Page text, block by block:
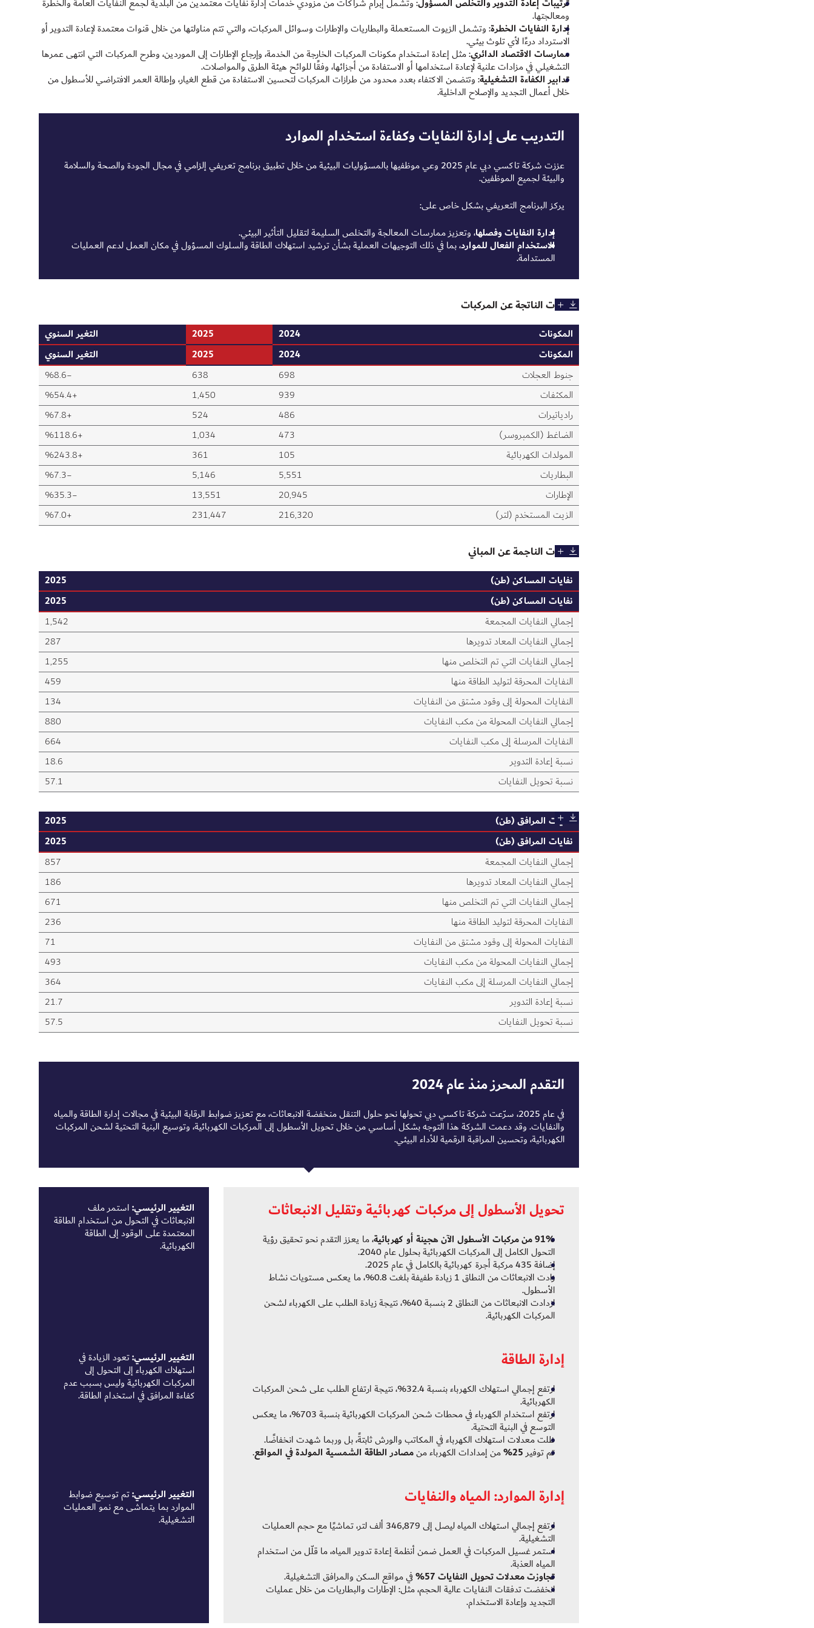
ترتيبات إعادة التدوير والتخلص المسؤول: وتشمل إبرام شراكات من مزودي خدمات إدارة نفايات معتمدين من البلدية لجمع النفايات العامة والخطرة
ومعالجتها.
إدارة النفايات الخطرة: وتشمل الزيوت المستعملة والبطاريات والإطارات وسوائل المركبات، والتي تتم مناولتها من خلال قنوات معتمدة لإعادة التدوير أو
الاسترداد درءًا لأي تلوث بيئي.
ممارسات الاقتصاد الدائري: مثل إعادة استخدام مكونات المركبات الخارجة من الخدمة، وإرجاع الإطارات إلى الموردين، وطرح المركبات التي انتهى عمرها
التشغيلي في مزادات علنية لإعادة استخدامها أو الاستفادة من أجزائها، وفقًا للوائح هيئة الطرق والمواصلات.
تدابير الكفاءة التشغيلية: وتتضمن الاكتفاء بعدد محدود من طرازات المركبات لتحسين الاستفادة من قطع الغيار، وإطالة العمر الافتراضي للأسطول من
خلال أعمال التجديد والإصلاح الداخلية.
التدريب على إدارة النفايات وكفاءة استخدام الموارد
عززت شركة تاكسي دبي عام 2025 وعي موظفيها بالمسؤوليات البيئية من خلال تطبيق برنامج تعريفي إلزامي في مجال الجودة والصحة والسلامة
والبيئة لجميع الموظفين.
يركز البرنامج التعريفي بشكل خاص على:
إدارة النفايات وفصلها، وتعزيز ممارسات المعالجة والتخلص السليمة لتقليل التأثير البيئي.
الاستخدام الفعال للموارد، بما في ذلك التوجيهات العملية بشأن ترشيد استهلاك الطاقة والسلوك المسؤول في مكان العمل لدعم العمليات
المستدامة.
النفايات الناتجة عن المركبات
المكونات 2024
2025
التغير السنوي
المكونات
2024
2025
التغير السنوي
جنوط العجلات
698
638
−%8.6
المكثفات
939
1,450
+%54.4
رادياتيرات
486
524
+%7.8
الضاغط (الكمبروسر)
473
1,034
+%118.6
المولدات الكهربائية
105
361
+%243.8
البطاريات
5,551
5,146
−%7.3
الإطارات
20,945
13,551
−%35.3
الزيت المستخدم (لتر)
216,320
231,447
+%7.0
النفايات الناجمة عن المباني
نفايات المساكن (طن)
2025
نفايات المساكن (طن)
2025
إجمالي النفايات المجمعة
1,542
إجمالي النفايات المعاد تدويرها
287
إجمالي النفايات التي تم التخلص منها
1,255
النفايات المحرقة لتوليد الطاقة منها
459
النفايات المحولة إلى وقود مشتق من النفايات
134
إجمالي النفايات المحولة من مكب النفايات
880
النفايات المرسلة إلى مكب النفايات
664
نسبة إعادة التدوير
18.6
نسبة تحويل النفايات
57.1
نفايات المرافق (طن)
2025
نفايات المرافق (طن)
2025
إجمالي النفايات المجمعة
857
إجمالي النفايات المعاد تدويرها
186
إجمالي النفايات التي تم التخلص منها
671
النفايات المحرقة لتوليد الطاقة منها
236
النفايات المحولة إلى وقود مشتق من النفايات
71
إجمالي النفايات المحولة من مكب النفايات
493
إجمالي النفايات المرسلة إلى مكب النفايات
364
نسبة إعادة التدوير
21.7
نسبة تحويل النفايات
57.5
التقدم المحرز منذ عام 2024
في عام 2025، سرّعت شركة تاكسي دبي تحولها نحو حلول التنقل منخفضة الانبعاثات، مع تعزيز ضوابط الرقابة البيئية في مجالات إدارة الطاقة والمياه
والنفايات. وقد دعمت الشركة هذا التوجه بشكل أساسي من خلال تحويل الأسطول إلى المركبات الكهربائية، وتوسيع البنية التحتية لشحن المركبات
الكهربائية، وتحسين المراقبة الرقمية للأداء البيئي.
تحويل الأسطول إلى مركبات كهربائية وتقليل الانبعاثات
91% من مركبات الأسطول الآن هجينة أو كهربائية، ما يعزز التقدم نحو تحقيق رؤية
التحول الكامل إلى المركبات الكهربائية بحلول عام 2040.
إضافة 435 مركبة أجرة كهربائية بالكامل في عام 2025.
زادت الانبعاثات من النطاق 1 زيادة طفيفة بلغت 0.8%، ما يعكس مستويات نشاط
الأسطول.
ازدادت الانبعاثات من النطاق 2 بنسبة 40%، نتيجة زيادة الطلب على الكهرباء لشحن
المركبات الكهربائية.
التغيير الرئيسي:استمر ملف
الانبعاثات في التحول من استخدام الطاقة
المعتمدة على الوقود إلى الطاقة
الكهربائية.
إدارة الطاقة
ارتفع إجمالي استهلاك الكهرباء بنسبة 32.4%، نتيجة ارتفاع الطلب على شحن المركبات
الكهربائية.
ارتفع استخدام الكهرباء في محطات شحن المركبات الكهربائية بنسبة 703%، ما يعكس
التوسع في البنية التحتية.
ظلت معدلات استهلاك الكهرباء في المكاتب والورش ثابتةً، بل وربما شهدت انخفاضًا.
تم توفير25
%من إمدادات الكهرباء منمصادر الطاقة الشمسية المولدة في المواقع.
التغيير الرئيسي:تعود الزيادة في
استهلاك الكهرباء إلى التحول إلى
المركبات الكهربائية وليس بسبب عدم
كفاءة المرافق في استخدام الطاقة.
إدارة الموارد: المياه والنفايات
ارتفع إجمالي استهلاك المياه ليصل إلى 346,879 ألف لتر، تماشيًا مع حجم العمليات
التشغيلية.
استمر غسيل المركبات في العمل ضمن أنظمة إعادة تدوير المياه، ما قلّل من استخدام
المياه العذبة.
تجاوزت معدلات تحويل النفايات 57 %في مواقع السكن والمرافق التشغيلية.
انخفضت تدفقات النفايات عالية الحجم، مثل: الإطارات والبطاريات من خلال عمليات
التجديد وإعادة الاستخدام.
التغيير الرئيسي:تم توسيع ضوابط
الموارد بما يتماشى مع نمو العمليات
التشغيلية.